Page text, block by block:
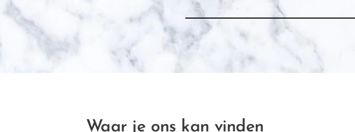
Waar je ons kan vinden